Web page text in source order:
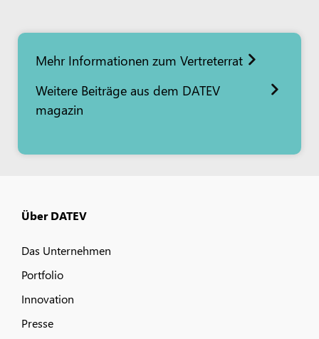
Mehr Informationen zum Vertreterrat
Weitere Beiträge aus dem DATEV
magazin
Über DATEV
Das Unternehmen
Portfolio
Innovation
Presse